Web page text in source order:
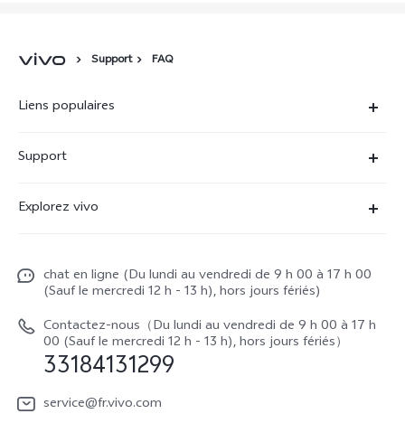
Support FAQ
Liens populaires
V23 5G
Y22s
Y35
Support
Centre de services
Authentification IMEI
Prix des réparations hors garantie
Demande de retour en réparation-ICP
Demande de retour en réparation-SBE
Explorez vivo
La vie chez vivo
vivo netiquette
About Us
Mentions légales
chat en ligne (Du lundi au vendredi de 9 h 00 à 17 h 00
(Sauf le mercredi 12 h - 13 h), hors jours fériés)
Contactez-nous（Du lundi au vendredi de 9 h 00 à 17 h
00 (Sauf le mercredi 12 h - 13 h), hors jours fériés）
33184131299
service@fr.vivo.com